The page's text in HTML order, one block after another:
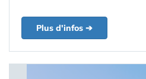
Plus d'infos ➔